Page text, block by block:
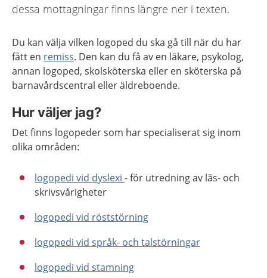
dessa mottagningar finns längre ner i texten.
Du kan välja vilken logoped du ska gå till när du har
fått en remiss. Den kan du få av en läkare, psykolog,
annan logoped, skolsköterska eller en sköterska på
barnavårdscentral eller äldreboende.
Hur väljer jag?
Det finns logopeder som har specialiserat sig inom
olika områden:
logopedi vid dyslexi - för utredning av läs- och
skrivsvårigheter
logopedi vid röststörning
logopedi vid språk- och talstörningar
logopedi vid stamning